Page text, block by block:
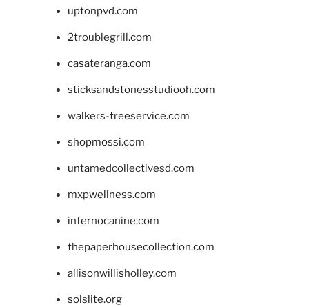
uptonpvd.com
2troublegrill.com
casateranga.com
sticksandstonesstudiooh.com
walkers-treeservice.com
shopmossi.com
untamedcollectivesd.com
mxpwellness.com
infernocanine.com
thepaperhousecollection.com
allisonwillisholley.com
solslite.org